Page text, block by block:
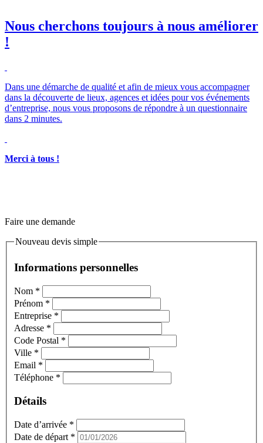
Nous cherchons toujours à nous améliorer
!
Merci à tous !
Faire une demande
Nouveau devis simple
Informations personnelles
Nom *
Prénom *
Entreprise *
Adresse *
Code Postal *
Ville *
Email *
Téléphone *
Détails
Date d’arrivée *
Date de départ *